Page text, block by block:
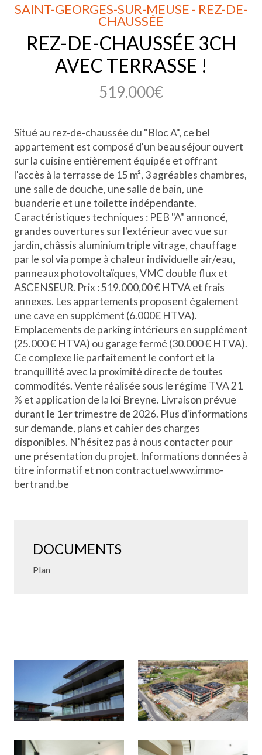
SAINT-GEORGES-SUR-MEUSE - REZ-DE-
CHAUSSÉE
REZ-DE-CHAUSSÉE 3CH
AVEC TERRASSE !
519.000€
Situé au rez-de-chaussée du "Bloc A", ce bel
appartement est composé d'un beau séjour ouvert
sur la cuisine entièrement équipée et offrant
l'accès à la terrasse de 15 m², 3 agréables chambres,
une salle de douche, une salle de bain, une
buanderie et une toilette indépendante.
Caractéristiques techniques : PEB "A" annoncé,
grandes ouvertures sur l'extérieur avec vue sur
jardin, châssis aluminium triple vitrage, chauffage
par le sol via pompe à chaleur individuelle air/eau,
panneaux photovoltaïques, VMC double flux et
ASCENSEUR. Prix : 519.000,00 € HTVA et frais
annexes. Les appartements proposent également
une cave en supplément (6.000€ HTVA).
Emplacements de parking intérieurs en supplément
(25.000 € HTVA) ou garage fermé (30.000 € HTVA).
Ce complexe lie parfaitement le confort et la
tranquillité avec la proximité directe de toutes
commodités. Vente réalisée sous le régime TVA 21
% et application de la loi Breyne. Livraison prévue
durant le 1er trimestre de 2026. Plus d'informations
sur demande, plans et cahier des charges
disponibles. N'hésitez pas à nous contacter pour
une présentation du projet. Informations données à
titre informatif et non contractuel.www.immo-
bertrand.be
DOCUMENTS
Plan